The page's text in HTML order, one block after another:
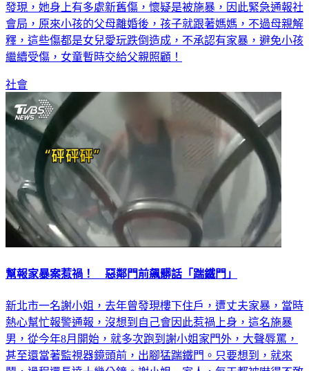
發現，她身上有多處新舊傷，懷疑是被施暴，因此緊急通報社
會局，原來小孩的父母離婚後，孩子就跟著媽媽，不過母親解
釋，這些傷都是女兒愛玩跌倒造成，不承認有家暴，避免小孩
繼續受傷，女童暫時交給父親照顧！
社會
幫報家暴案惹禍！ 惡鄰門前飆髒話「踹鐵門」
新北市一名謝小姐，去年曾發現樓下住戶，遭丈夫家暴，當時
熱心幫忙報警通報，沒想到自己會因此惹禍上身，這名施暴
男，從今年8月開始，就多次跑到謝小姐家門外，大聲辱罵，
甚至還當著監視器鏡頭前，出腳猛踹鐵門。只要想到，就來